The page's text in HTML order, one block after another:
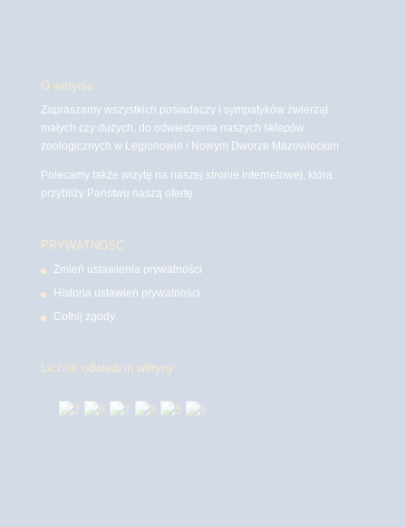
O witrynie
Zapraszamy wszystkich posiadaczy i sympatyków zwierząt
małych czy dużych, do odwiedzenia naszych sklepów
zoologicznych w Legionowie i Nowym Dworze Mazowieckim
Polecamy także wizytę na naszej stronie internetowej, która
przybliży Państwu naszą ofertę.
PRYWATNOŚĆ
Zmień ustawienia prywatności
Historia ustawień prywatności
Cofnij zgody
Licznik odwiedzin witryny